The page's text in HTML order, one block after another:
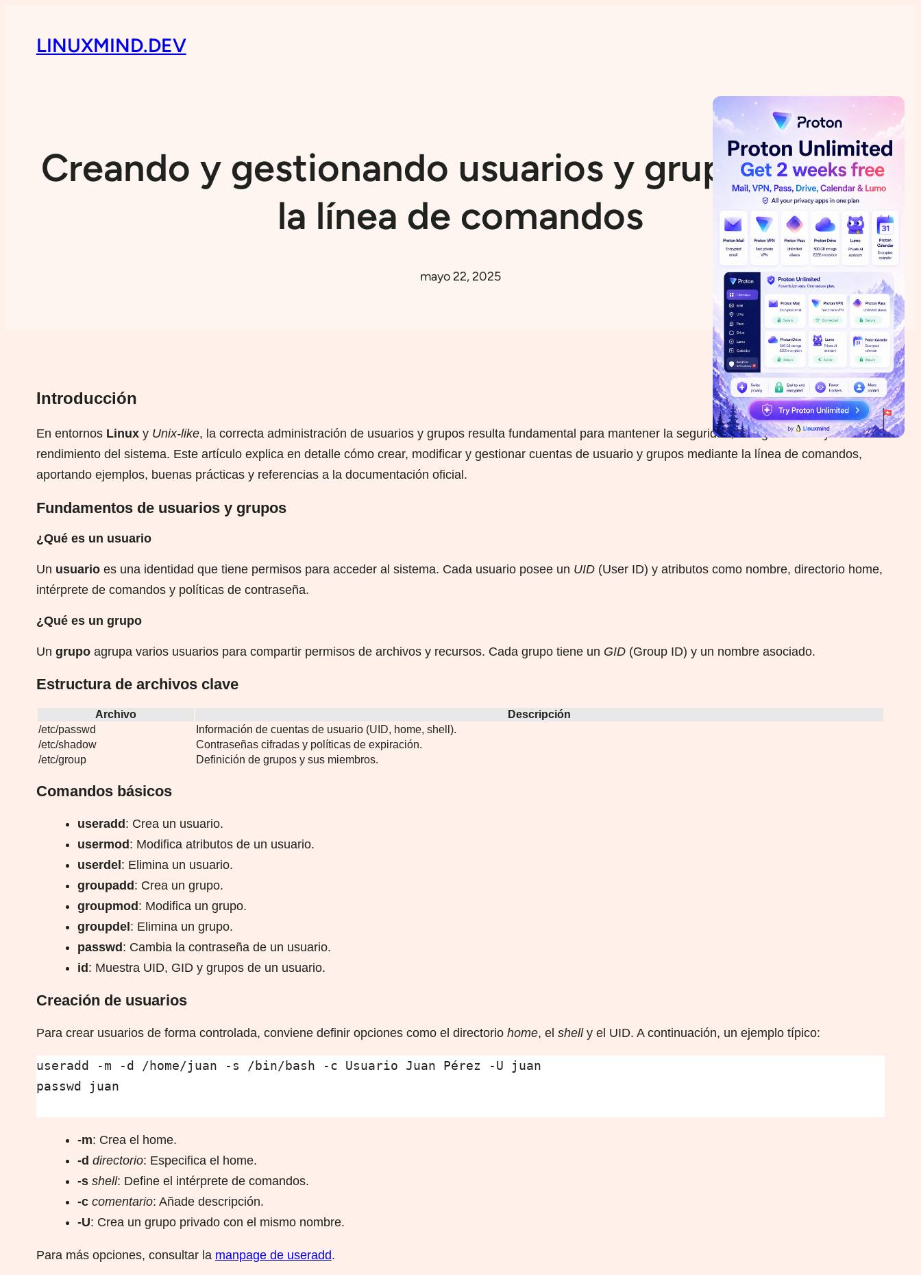
LINUXMIND.DEV
Creando y gestionando usuarios y grupos desde
la línea de comandos
mayo 22, 2025
Introducción
En entornos Linuxy Unix-like, la correcta administración de usuarios y grupos resulta fundamental para mantener la seguridad, la organización y el
rendimiento del sistema. Este artículo explica en detalle cómo crear, modificar y gestionar cuentas de usuario y grupos mediante la línea de comandos,
aportando ejemplos, buenas prácticas y referencias a la documentación oficial.
Fundamentos de usuarios y grupos
¿Qué es un usuario
Un usuarioes una identidad que tiene permisos para acceder al sistema. Cada usuario posee un UID(User ID) y atributos como nombre, directorio home,
intérprete de comandos y políticas de contraseña.
¿Qué es un grupo
Un grupoagrupa varios usuarios para compartir permisos de archivos y recursos. Cada grupo tiene un GID(Group ID) y un nombre asociado.
Estructura de archivos clave
Archivo
Descripción
/etc/passwd
Información de cuentas de usuario (UID, home, shell).
/etc/shadow
Contraseñas cifradas y políticas de expiración.
/etc/group
Definición de grupos y sus miembros.
Comandos básicos
useradd: Crea un usuario.
usermod: Modifica atributos de un usuario.
userdel: Elimina un usuario.
groupadd: Crea un grupo.
groupmod: Modifica un grupo.
groupdel: Elimina un grupo.
passwd: Cambia la contraseña de un usuario.
id: Muestra UID, GID y grupos de un usuario.
Creación de usuarios
Para crear usuarios de forma controlada, conviene definir opciones como el directorio home, el shelly el UID. A continuación, un ejemplo típico:
useradd -m -d /home/juan -s /bin/bash -c Usuario Juan Pérez -U juan
passwd juan
-m: Crea el home.
-d directorio: Especifica el home.
-s shell: Define el intérprete de comandos.
-c comentario: Añade descripción.
-U: Crea un grupo privado con el mismo nombre.
Para más opciones, consultar la manpage de useradd.